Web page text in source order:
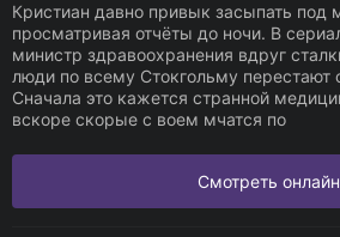
Кристиан давно привык засыпать под
просматривая отчёты до ночи. В
министр здравоохранения вдруг
люди по всему Стокгольму перестают
Сначала это кажется странной
вскоре скорые с воем мчатся по
Смотреть онлайн